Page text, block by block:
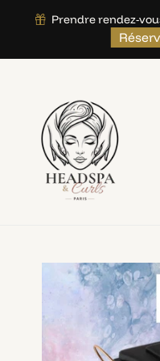
Passer
contenu
Prendre rendez-